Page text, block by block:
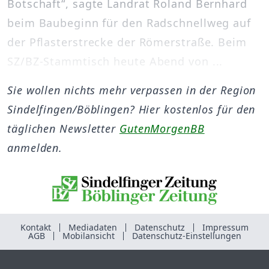
Botschaft“, sagte Landrat Roland Bernhard
beim Baubeginn für den Radschnellweg auf
der Pflasterstrecke der Römerstraße. Beim
SZ/BZ-Stammtisch heute Abend von ...
Sie wollen nichts mehr verpassen in der Region
Sindelfingen/Böblingen? Hier kostenlos für den
täglichen Newsletter GutenMorgenBB
anmelden.
Kontakt Mediadaten Datenschutz Impressum
AGB Mobilansicht Datenschutz-Einstellungen